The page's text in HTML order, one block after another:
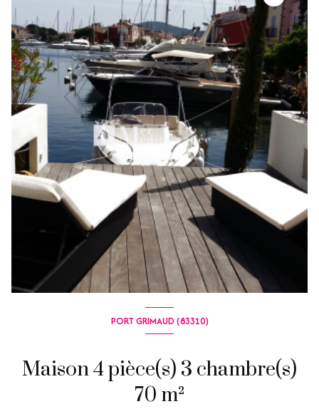
PORT GRIMAUD (83310)
Maison 4 pièce(s) 3 chambre(s)
70 m²